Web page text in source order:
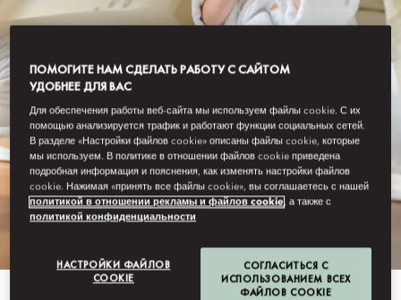
ПОМОГИТЕ НАМ СДЕЛАТЬ РАБОТУ С САЙТОМ
УДОБНЕЕ ДЛЯ ВАС
Для обеспечения работы веб-сайта мы используем файлы cookie. С их
помощью анализируется трафик и работают функции социальных сетей.
В разделе «Настройки файлов cookie» описаны файлы cookie, которые
мы используем. В политике в отношении файлов cookie приведена
подробная информация и пояснения, как изменять настройки файлов
cookie. Нажимая «принять все файлы cookie», вы соглашаетесь с нашей
политикой в отношении рекламы и файлов cookie, а также с
политикой конфиденциальности
НАСТРОЙКИ ФАЙЛОВ
COOKIE
СОГЛАСИТЬСЯ С
ИСПОЛЬЗОВАНИЕМ ВСЕХ
ФАЙЛОВ COOKIE